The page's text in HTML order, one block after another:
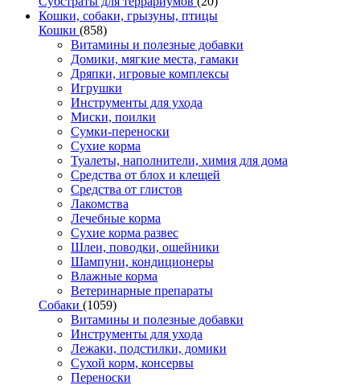
Кошки, собаки, грызуны, птицы
Кошки (858)
Витамины и полезные добавки
Домики, мягкие места, гамаки
Дряпки, игровые комплексы
Игрушки
Инструменты для ухода
Миски, поилки
Сумки-переноски
Сухие корма
Туалеты, наполнители, химия для дома
Средства от блох и клещей
Средства от глистов
Лакомства
Лечебные корма
Сухие корма развес
Шлеи, поводки, ошейники
Шампуни, кондиционеры
Влажные корма
Ветеринарные препараты
Собаки (1059)
Витамины и полезные добавки
Инструменты для ухода
Лежаки, подстилки, домики
Сухой корм, консервы
Переноски